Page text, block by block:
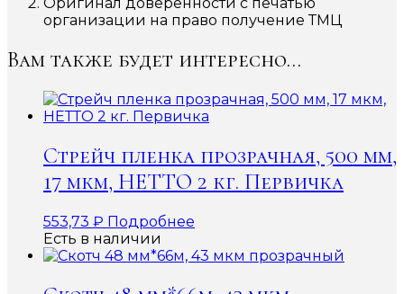
организации на право получение ТМЦ
Вам также будет интересно…
Стрейч пленка прозрачная, 500 мм,
17 мкм, НЕТТО 2 кг. Первичка
553,73 ₽ Подробнее
Есть в наличии